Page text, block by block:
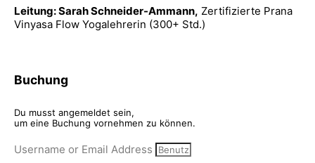
Leitung: Sarah Schneider-Ammann, Zertifizierte Prana
Vinyasa Flow Yogalehrerin (300+ Std.)
Buchung
Du musst angemeldet sein,
um eine Buchung vornehmen zu können.
Username or Email Address